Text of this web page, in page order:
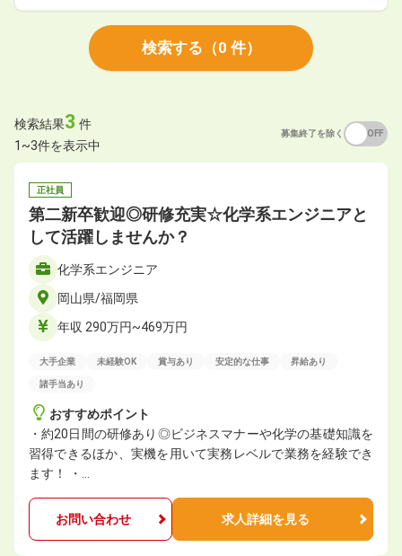
検索する （0 件）
検索結果3 件
1~3件を表示中
募集終了を除く OFF
正社員
第二新卒歓迎◎研修充実☆化学系エンジニアと
して活躍しませんか？
化学系エンジニア
岡山県/福岡県
年収 290万円~469万円
大手企業 未経験OK 賞与あり 安定的な仕事 昇給あり
諸手当あり
おすすめポイント
・約20日間の研修あり◎ビジネスマナーや化学の基礎知識を
習得できるほか、実機を用いて実務レベルで業務を経験でき
ます！ ・…
お問い合わせ 求人詳細を見る